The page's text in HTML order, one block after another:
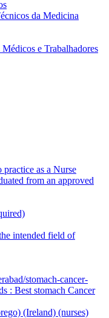
da Medicina
e Trabalhadores
as a Nurse
from an approved
intended field of
stomach-cancer-
: Best stomach Cancer
(Ireland) (nurses)